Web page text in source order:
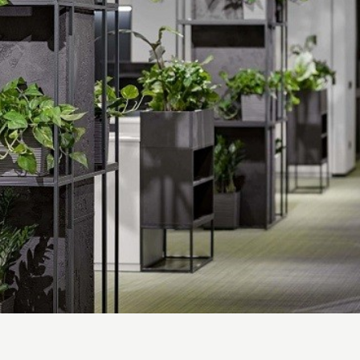
на розрахунок вартості вже надіслано. Ми зв'яжемося
незабаром.
OK
OK